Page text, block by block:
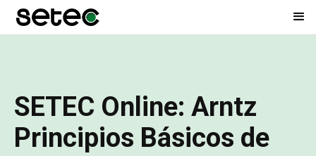
SETEC Online: Arntz
Principios Básicos de